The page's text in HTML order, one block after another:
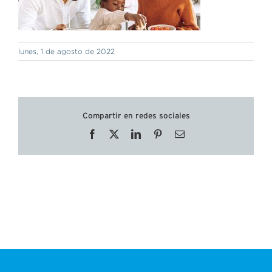
lunes, 1 de agosto de 2022
Compartir en redes sociales
Facebook LinkedInPinterestCorreo